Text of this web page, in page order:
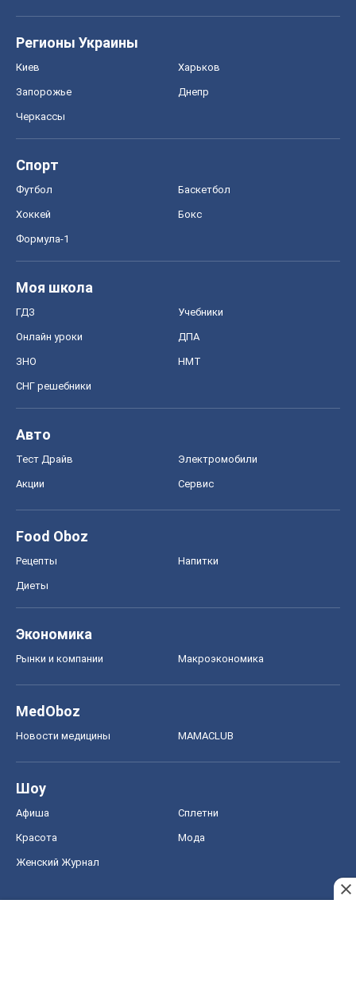
Регионы Украины
Киев Харьков
Запорожье Днепр
Черкассы
Спорт
Футбол Баскетбол
Хоккей Бокс
Формула-1
Моя школа
ГДЗ Учебники
Онлайн уроки ДПА
ЗНО НМТ
СНГ решебники
Авто
Тест Драйв Электромобили
Акции Сервис
Food Oboz
Рецепты Напитки
Диеты
Экономика
Рынки и компании Mакроэкономика
MedOboz
Новости медицины MAMACLUB
Шоу
Афиша Сплетни
Красота Мода
Женский Журнал